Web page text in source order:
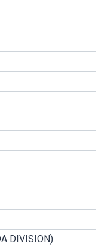
DIVISION)